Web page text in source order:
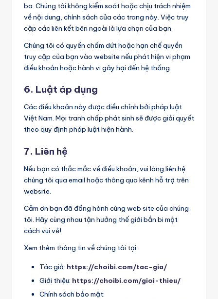
ba. Chúng tôi không kiểm soát hoặc chịu trách nhiệm
về nội dung, chính sách của các trang này. Việc truy
cập các liên kết bên ngoài là lựa chọn của bạn.
Chúng tôi có quyền chấm dứt hoặc hạn chế quyền
truy cập của bạn vào website nếu phát hiện vi phạm
điều khoản hoặc hành vi gây hại đến hệ thống.
6. Luật áp dụng
Các điều khoản này được điều chỉnh bởi pháp luật
Việt Nam. Mọi tranh chấp phát sinh sẽ được giải quyết
theo quy định pháp luật hiện hành.
7. Liên hệ
Nếu bạn có thắc mắc về điều khoản, vui lòng liên hệ
chúng tôi qua email hoặc thông qua kênh hỗ trợ trên
website.
Cảm ơn bạn đã đồng hành cùng web site của chúng
tôi. Hãy cùng nhau tận hưởng thế giới bắn bi một
cách vui vẻ!
Xem thêm thông tin về chúng tôi tại:
Tác giả: https://choibi.com/tac-gia/
Giới thiệu: https://choibi.com/gioi-thieu/
Chính sách bảo mật: